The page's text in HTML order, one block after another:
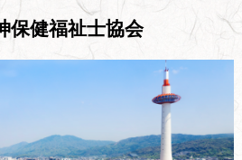
保健福祉士協会